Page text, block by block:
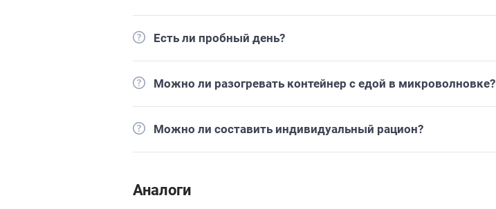
Есть ли пробный день?
Можно ли разогревать контейнер с едой в микроволновке?
Можно ли составить индивидуальный рацион?
Аналоги